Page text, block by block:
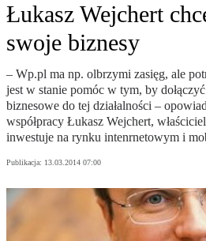
Łukasz Wejchert
swoje biznesy
– Wp.pl ma np. olbrzymi zasięg, ale
jest w stanie pomóc w tym, by
biznesowe do tej działalności –
współpracy Łukasz Wejchert,
inwestuje na rynku intenrnetowym i
Publikacja: 13.03.2014 07:00